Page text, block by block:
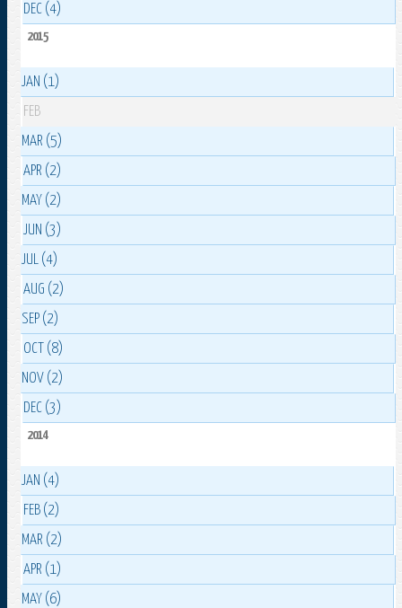
DEC (4)
2015
JAN (1)
FEB
MAR (5)
APR (2)
MAY (2)
JUN (3)
JUL (4)
AUG (2)
SEP (2)
OCT (8)
NOV (2)
DEC (3)
2014
JAN (4)
FEB (2)
MAR (2)
APR (1)
MAY (6)